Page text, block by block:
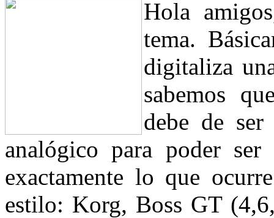
Hola
tema.
digitaliza
sabemos
debe de
analógico para poder
exactamente lo que
estilo: Korg, Boss GT